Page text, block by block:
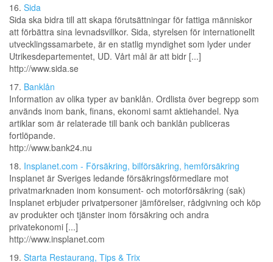
16. Sida
Sida ska bidra till att skapa förutsättningar för fattiga människor
att förbättra sina levnadsvillkor. Sida, styrelsen för internationellt
utvecklingssamarbete, är en statlig myndighet som lyder under
Utrikesdepartementet, UD. Vårt mål är att bidr [...]
http://www.sida.se
17. Banklån
Information av olika typer av banklån. Ordlista över begrepp som
används inom bank, finans, ekonomi samt aktiehandel. Nya
artiklar som är relaterade till bank och banklån publiceras
fortlöpande.
http://www.bank24.nu
18. Insplanet.com - Försäkring, bilförsäkring, hemförsäkring
Insplanet är Sveriges ledande försäkringsförmedlare mot
privatmarknaden inom konsument- och motorförsäkring (sak)
Insplanet erbjuder privatpersoner jämförelser, rådgivning och köp
av produkter och tjänster inom försäkring och andra
privatekonomi [...]
http://www.insplanet.com
19. Starta Restaurang, Tips & Trix